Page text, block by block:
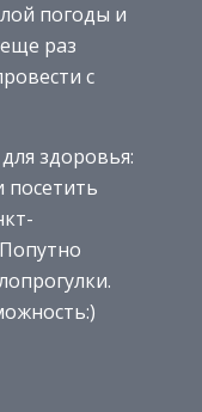
погоды и
раз
с
здоровья:
посетить